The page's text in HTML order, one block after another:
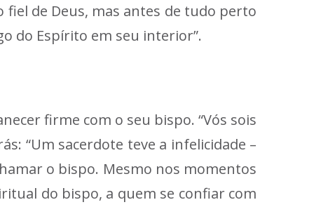
fiel de Deus, mas antes de tudo perto
do Espírito em seu interior”.
firme com o seu bispo. “Vós sois
“Um sacerdote teve a infelicidade –
o bispo. Mesmo nos momentos
do bispo, a quem se confiar com